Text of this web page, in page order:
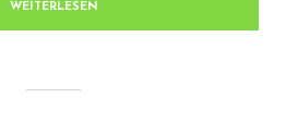
WEITERLESEN